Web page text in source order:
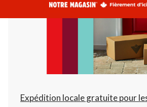
est
AB,
Ouvert,
à
22:00
changer
Expédition locale gratuite pour